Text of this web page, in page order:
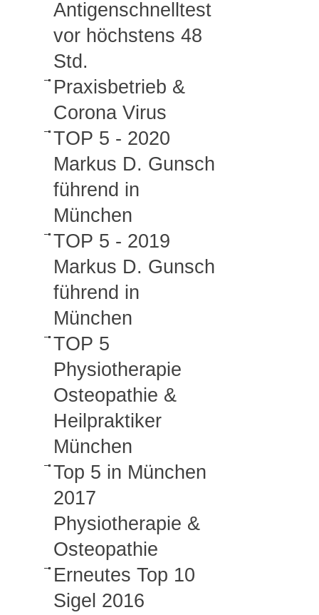
Antigenschnelltest
vor höchstens 48
Std.
Praxisbetrieb &
Corona Virus
TOP 5 - 2020
Markus D. Gunsch
führend in
München
TOP 5 - 2019
Markus D. Gunsch
führend in
München
TOP 5
Physiotherapie
Osteopathie &
Heilpraktiker
München
Top 5 in München
2017
Physiotherapie &
Osteopathie
Erneutes Top 10
Sigel 2016